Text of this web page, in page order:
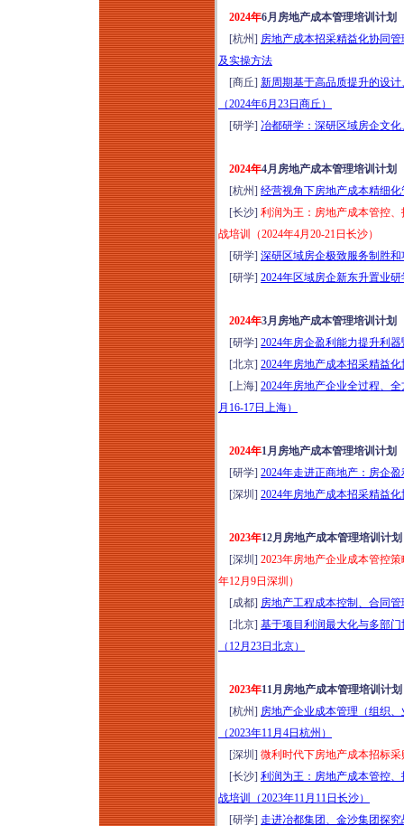
8月14-15日郑州）
新清单计价标准与施
工合同司法解释
（二）（征求意见
稿）深度解读暨建设
工程合同风险点、结
算、索赔、审计、财
评及司法鉴定审理实
务专题培训（2026年
8月14日哈尔滨）
2026小体量商业运营
提效与营收增量实战
特训班（8月15-16日
成都）
优秀物业管理项目经
理训练营（2026年8
月15-16日成都）
2026年工程挂靠、建
筑劳务税务稽查高频
风险应对及税负合规
构建培训（8月15-16
日成都）
建工司法解释（二）
新规深度研判与风控
维权实战研修（2026
年8月15-16日郑州）
走进银川，区域标杆
房企经典项目考察，
吃透长效运营逻辑
（2026年8月15-16
日）
2024年6月房地产成本管理培训计划
[杭州] 房地产成本招采精益化协同
及实操方法
[商丘] 新周期基于高品质提升的设
（2024年6月23日商丘）
[研学] 冶都研学：深研区域房企文
2024年4月房地产成本管理培训计划
[杭州] 经营视角下房地产成本精细
[长沙] 利润为王：房地产成本管控
战培训（2024年4月20-21日长沙）
[研学] 深研区域房企极致服务制胜
[研学] 2024年区域房企新东升置业
2024年3月房地产成本管理培训计划
[研学] 2024年房企盈利能力提升利
[北京] 2024年房地产成本招采精益
[上海] 2024年房地产企业全过程、
月16-17日上海）
2024年1月房地产成本管理培训计划
[研学] 2024年走进正商地产：房企
[深圳] 2024年房地产成本招采精益
2023年12月房地产成本管理培训计划
[深圳] 2023年房地产企业成本管控
年12月9日深圳）
[成都] 房地产工程成本控制、合同
[北京] 基于项目利润最大化与多部
（12月23日北京）
2023年11月房地产成本管理培训计划
[杭州] 房地产企业成本管理（组织
（2023年11月4日杭州）
[深圳] 微利时代下房地产成本招标
[长沙] 利润为王：房地产成本管控
战培训（2023年11月11日长沙）
[研学] 走进冶都集团、金沙集团探